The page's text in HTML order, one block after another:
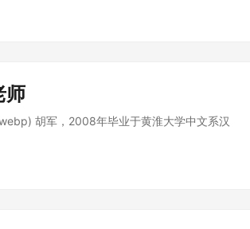
师
胡军，2008年毕业于黄淮大学中文系汉